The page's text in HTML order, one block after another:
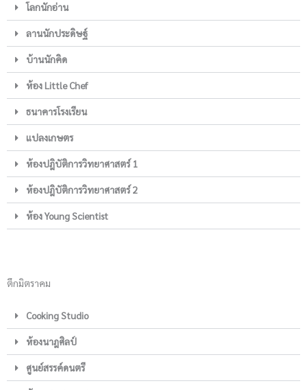
โลกนักอ่าน
ลานนักประดิษฐ์
บ้านนักคิด
ห้อง Little Chef
ธนาคารโรงเรียน
แปลงเกษตร
ห้องปฎิบัติการวิทยาศาสตร์ 1
ห้องปฎิบัติการวิทยาศาสตร์ 2
ห้อง Young Scientist
ตึกมิตราคม
Cooking Studio
ห้องนาฎศิลป์
ศูนย์สรรค์ดนตรี